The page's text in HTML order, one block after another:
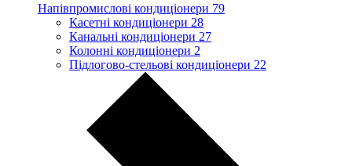
Напівпромислові кондиціонери 79
Касетні кондиціонери 28
Канальні кондиціонери 27
Колонні кондиціонери 2
Підлогово-стельові кондиціонери 22